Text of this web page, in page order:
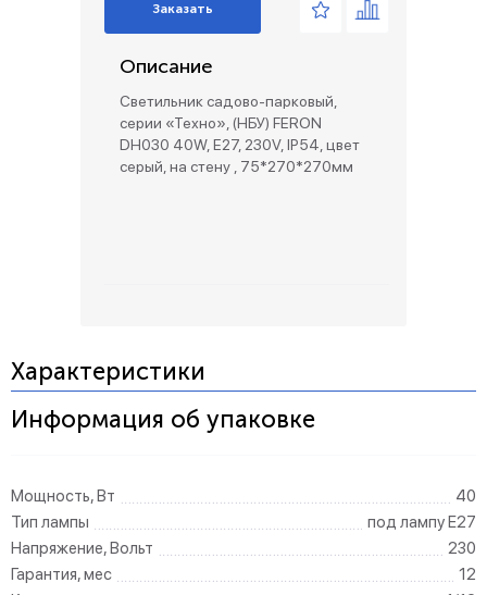
Заказать
Описание
Светильник садово-парковый,
серии «Техно», (НБУ) FERON
DH030 40W, E27, 230V, IP54, цвет
серый, на стену , 75*270*270мм
Характеристики
Информация об упаковке
Мощность, Вт
40
Тип лампы
под лампу Е27
Напряжение, Вольт
230
Гарантия, мес
12